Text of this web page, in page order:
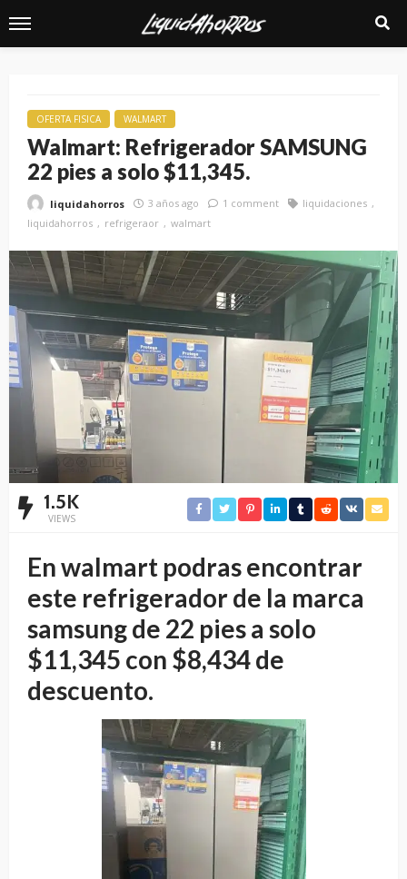
OFERTA FISICA WALMART
Walmart: Refrigerador SAMSUNG
22 pies a solo $11,345.
liquidahorros 3 años ago 1 comment
liquidaciones
liquidahorros
refrigeraor walmart
1.5K
VIEWS
En walmart podras encontrar
este refrigerador de la marca
samsung de 22 pies a solo
$11,345 con $8,434 de
descuento.